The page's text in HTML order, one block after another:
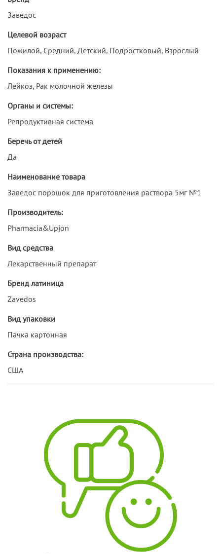
Заведос
Целевой возраст
Пожилой, Средний, Детский, Подростковый, Взрослый
Показания к применению:
Лейкоз, Рак молочной железы
Органы и системы:
Репродуктивная система
Беречь от детей
Да
Наименование товара
Заведос порошок для приготовления раствора 5мг №1
Производитель:
Pharmacia&Upjon
Вид средства
Лекарственный препарат
Бренд латиница
Zavedos
Вид упаковки
Пачка картонная
Страна производства:
США